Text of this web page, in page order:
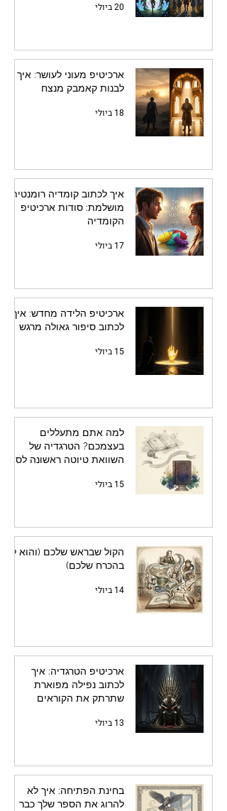
20 ביולי
ארכיטיפ מעוני לעושר: איך
לבנות קאמבק מנצח
18 ביולי
איך לכתוב קומדיה רומנטית
מושלמת: סודות ארכיטיפ
הקומדיה
17 ביולי
ארכיטיפ הלידה מחדש: איך
לכתוב סיפור גאולה מרגש
15 ביולי
למה אתם מתעללים
בעצמכם? הטרגדיה של
השוואת טיוטה ראשונה לספר
15 ביולי
הקול שבראש שלכם (והוא לא
בהכרח שלכם)
14 ביולי
ארכיטיפ הטרגדיה: איך
לכתוב נפילה מפוארת
שתרתק את הקוראים
13 ביולי
בחינת הפתיחה: איך לא
להרוג את הספר שלך כבר